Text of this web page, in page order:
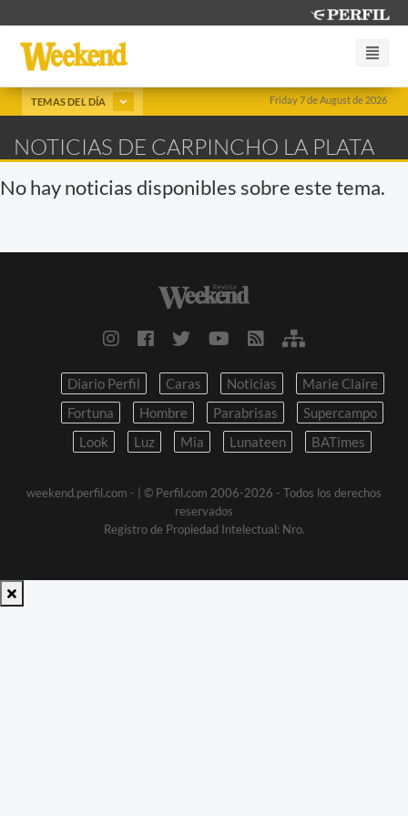
Friday 7 de August de 2026
TEMAS DEL DÍA
NOTICIAS DE CARPINCHO LA PLATA
No hay noticias disponibles sobre este tema.
Diario Perfil Caras Noticias
Marie Claire
Fortuna
Hombre Parabrisas
Supercampo
Look
Luz Mia Lunateen BATimes
weekend.perfil.com -
| © Perfil.com 2006-2026 - Todos los derechos
reservados
Registro de Propiedad Intelectual: Nro.